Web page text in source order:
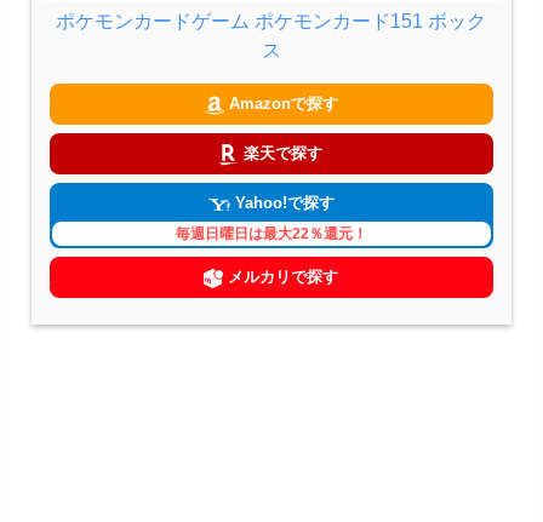
ポケモンカードゲーム ポケモンカード151 ボック
ス
Amazonで探す
楽天で探す
Yahoo!で探す
毎週日曜日は最大22％還元！
メルカリで探す